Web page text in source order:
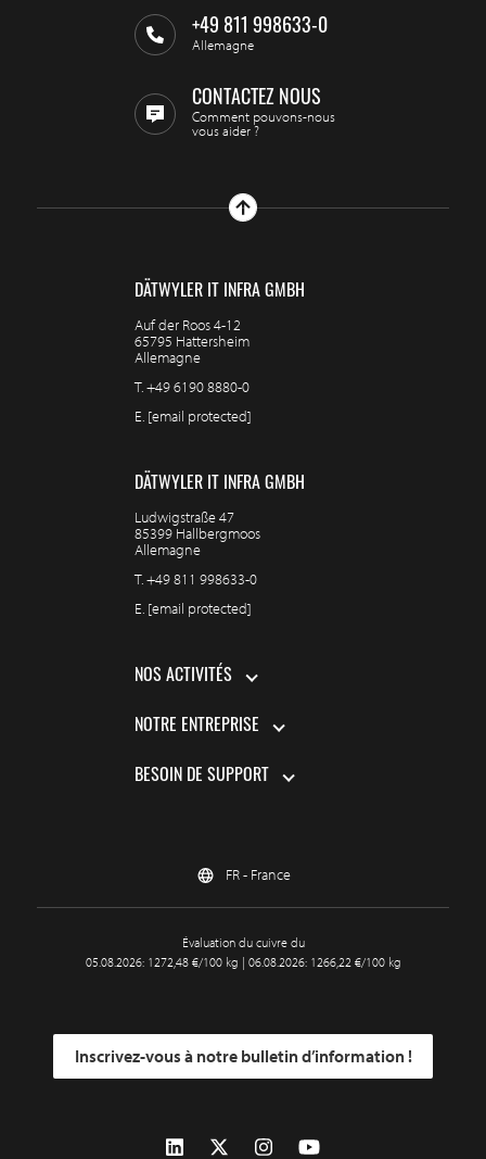
+49 811 998633-0
Allemagne
CONTACTEZ NOUS
Comment pouvons-nous
vous aider ?
DÄTWYLER IT INFRA GMBH
Auf der Roos 4-12
65795 Hattersheim
Allemagne
T.+49 6190 8880-0
E. [email protected]
DÄTWYLER IT INFRA GMBH
Ludwigstraße 47
85399 Hallbergmoos
Allemagne
T.+49 811 998633-0
E. [email protected]
NOS ACTIVITÉS
NOTRE ENTREPRISE
BESOIN DE SUPPORT
FR - France
Évaluation du cuivre du
05.08.2026: 1272,48 €/100 kg | 06.08.2026: 1266,22 €/100 kg
Inscrivez-vous à notre bulletin d’information !